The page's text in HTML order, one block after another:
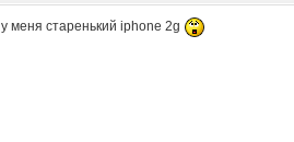
у меня старенький iphone 2g